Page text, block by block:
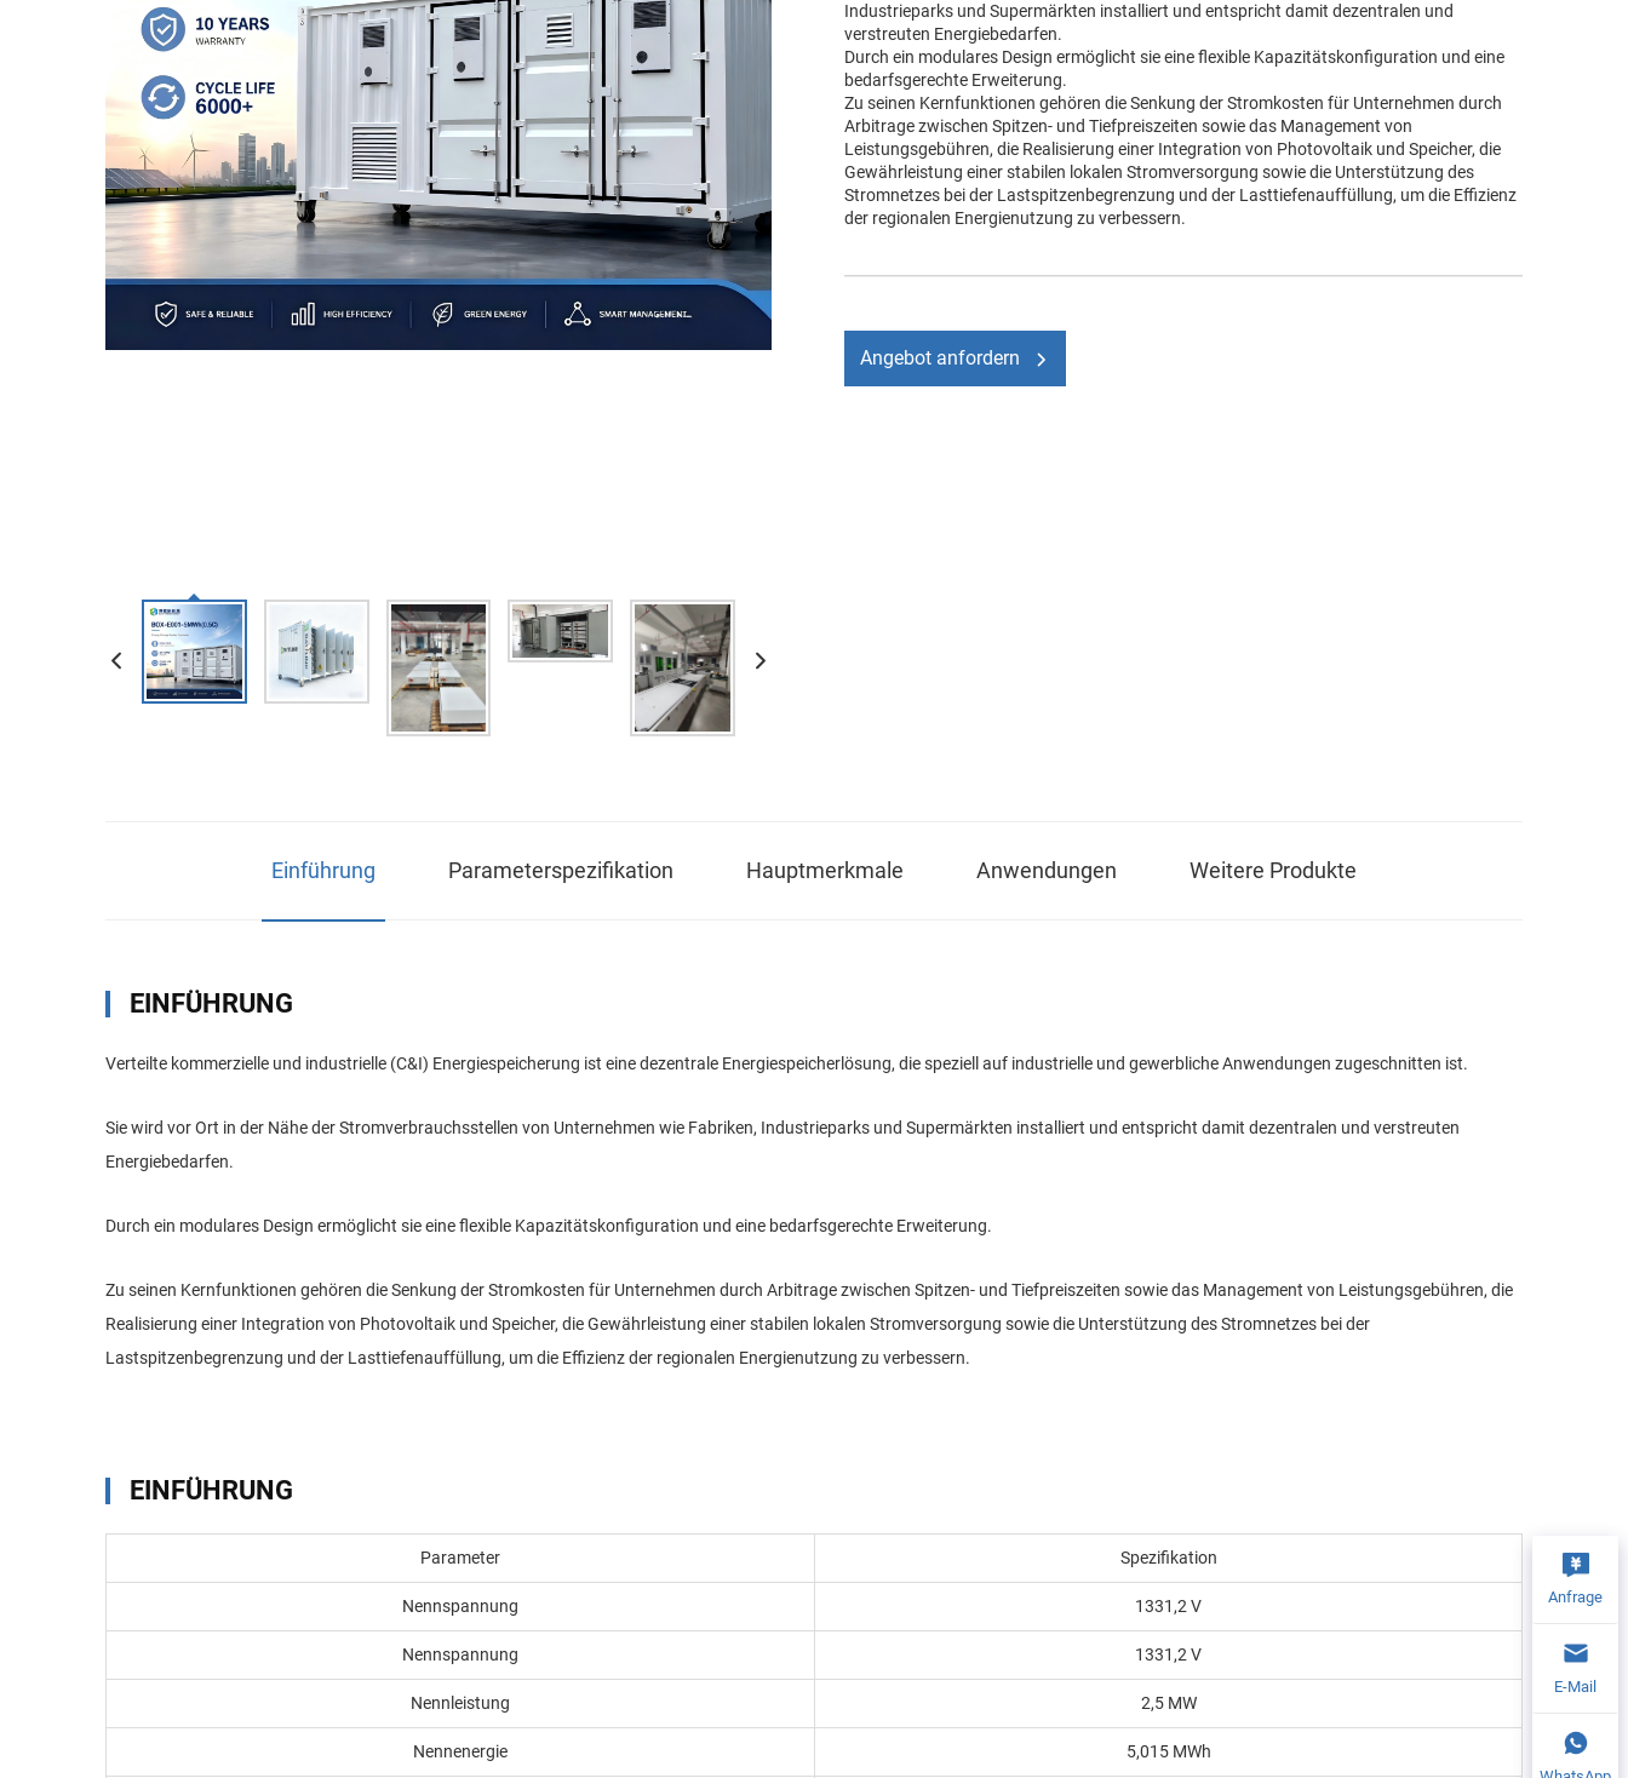
Industrieparks und Supermärkten installiert und entspricht damit dezentralen und
verstreuten Energiebedarfen.
Durch ein modulares Design ermöglicht sie eine flexible Kapazitätskonfiguration und eine
bedarfsgerechte Erweiterung.
Zu seinen Kernfunktionen gehören die Senkung der Stromkosten für Unternehmen durch
Arbitrage zwischen Spitzen- und Tiefpreiszeiten sowie das Management von
Leistungsgebühren, die Realisierung einer Integration von Photovoltaik und Speicher, die
Gewährleistung einer stabilen lokalen Stromversorgung sowie die Unterstützung des
Stromnetzes bei der Lastspitzenbegrenzung und der Lasttiefenauffüllung, um die Effizienz
der regionalen Energienutzung zu verbessern.
Angebot anfordern
Einführung Parameterspezifikation Hauptmerkmale Anwendungen Weitere Produkte
EINFÜHRUNG
Verteilte kommerzielle und industrielle (C&I) Energiespeicherung ist eine dezentrale Energiespeicherlösung, die speziell auf industrielle und gewerbliche Anwendungen zugeschnitten ist.
Sie wird vor Ort in der Nähe der Stromverbrauchsstellen von Unternehmen wie Fabriken, Industrieparks und Supermärkten installiert und entspricht damit dezentralen und verstreuten
Energiebedarfen.
Durch ein modulares Design ermöglicht sie eine flexible Kapazitätskonfiguration und eine bedarfsgerechte Erweiterung.
Zu seinen Kernfunktionen gehören die Senkung der Stromkosten für Unternehmen durch Arbitrage zwischen Spitzen- und Tiefpreiszeiten sowie das Management von Leistungsgebühren, die
Realisierung einer Integration von Photovoltaik und Speicher, die Gewährleistung einer stabilen lokalen Stromversorgung sowie die Unterstützung des Stromnetzes bei der
Lastspitzenbegrenzung und der Lasttiefenauffüllung, um die Effizienz der regionalen Energienutzung zu verbessern.
EINFÜHRUNG
Parameter Spezifikation
Nennspannung 1331,2 V
Nennspannung 1331,2 V
Nennleistung 2,5 MW
Nennenergie 5,015 MWh
Anfrage
E-Mail